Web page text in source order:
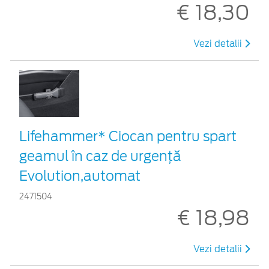
€ 18,30
Vezi detalii
Lifehammer* Ciocan pentru spart
geamul în caz de urgenţă
Evolution,automat
2471504
€ 18,98
Vezi detalii